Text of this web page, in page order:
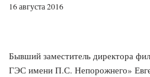
16 августа 2016
Бывший заместитель директора
ГЭС имени П.С. Непорожнего»